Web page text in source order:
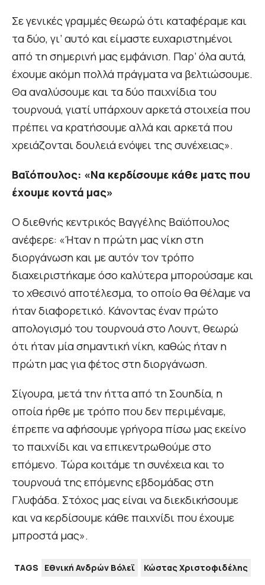
Σε γενικές γραμμές θεωρώ ότι καταφέραμε και
τα δύο, γι’ αυτό και είμαστε ευχαριστημένοι
από τη σημερινή μας εμφάνιση. Παρ’ όλα αυτά,
έχουμε ακόμη πολλά πράγματα να βελτιώσουμε.
Θα αναλύσουμε και τα δύο παιχνίδια του
τουρνουά, γιατί υπάρχουν αρκετά στοιχεία που
πρέπει να κρατήσουμε αλλά και αρκετά που
χρειάζονται δουλειά ενόψει της συνέχειας».
Βαϊόπουλος: «Να κερδίσουμε κάθε ματς που
έχουμε κοντά μας»
Ο διεθνής κεντρικός Βαγγέλης Βαϊόπουλος
ανέφερε: «Ήταν η πρώτη μας νίκη στη
διοργάνωση και με αυτόν τον τρόπο
διαχειριστήκαμε όσο καλύτερα μπορούσαμε και
το χθεσινό αποτέλεσμα, το οποίο θα θέλαμε να
ήταν διαφορετικό. Κάνοντας έναν πρώτο
απολογισμό του τουρνουά στο Λουντ, θεωρώ
ότι ήταν μία σημαντική νίκη, καθώς ήταν η
πρώτη μας για φέτος στη διοργάνωση.
Σίγουρα, μετά την ήττα από τη Σουηδία, η
οποία ήρθε με τρόπο που δεν περιμέναμε,
έπρεπε να αφήσουμε γρήγορα πίσω μας εκείνο
το παιχνίδι και να επικεντρωθούμε στο
επόμενο. Τώρα κοιτάμε τη συνέχεια και το
τουρνουά της επόμενης εβδομάδας στη
Γλυφάδα. Στόχος μας είναι να διεκδικήσουμε
και να κερδίσουμε κάθε παιχνίδι που έχουμε
μπροστά μας».
TAGS Εθνική Ανδρών Βόλεϊ Κώστας Χριστοφιδέλης